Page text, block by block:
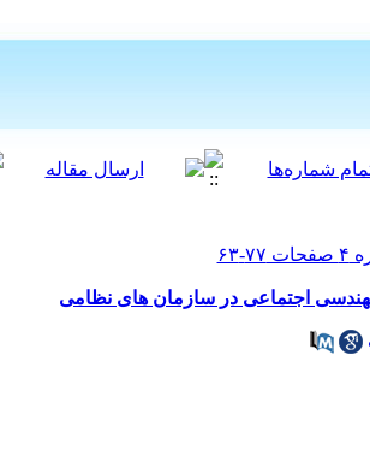
اجتماعی در سازمان های نظامی